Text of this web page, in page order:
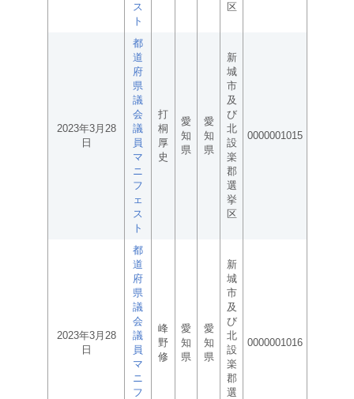
ス
ト
区
2023年3月28
日
都
道
府
県
議
会
議
員
マ
ニ
フ
ェ
ス
ト
打
桐
厚
史
愛
知
県
愛
知
県
新
城
市
及
び
北
設
楽
郡
選
挙
区
0000001015
2023年3月28
日
都
道
府
県
議
会
議
員
マ
ニ
フ
峰
野
修
愛
知
県
愛
知
県
新
城
市
及
び
北
設
楽
郡
選
0000001016